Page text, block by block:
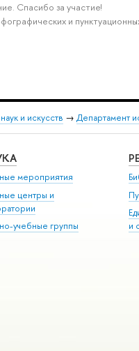
Спасибо за участие!
и
и искусств → Департамент
мероприятия
центры и
учебные группы
и